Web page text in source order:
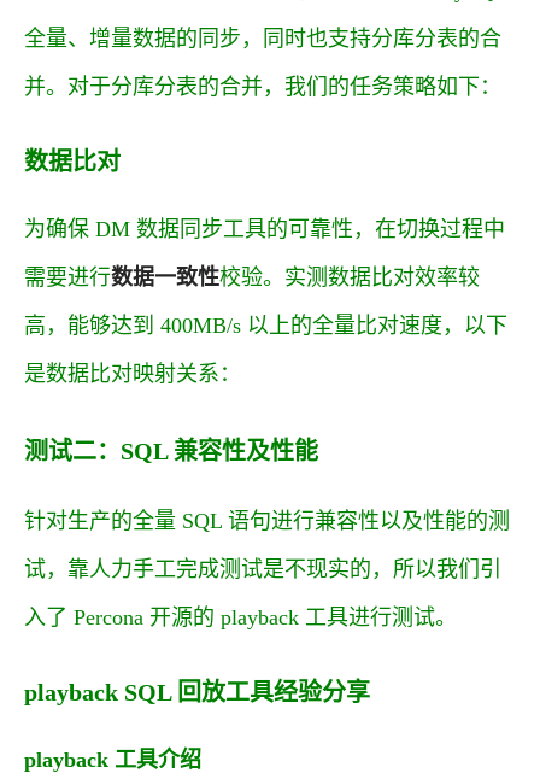
全量、增量数据的同步，同时也支持分库分表的合
并。对于分库分表的合并，我们的任务策略如下：
数据比对
为确保 DM 数据同步工具的可靠性，在切换过程中
需要进行数据一致性校验。实测数据比对效率较
高，能够达到 400MB/s 以上的全量比对速度，以下
是数据比对映射关系：
测试二：SQL 兼容性及性能
针对生产的全量 SQL 语句进行兼容性以及性能的测
试，靠人力手工完成测试是不现实的，所以我们引
入了 Percona 开源的 playback 工具进行测试。
playback SQL 回放工具经验分享
playback 工具介绍